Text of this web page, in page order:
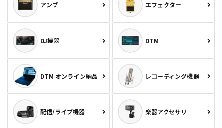
アンプ エフェクター
DJ機器 DTM
DTM オンライン納品 レコーディング機器
配信/ライブ機器 楽器アクセサリ